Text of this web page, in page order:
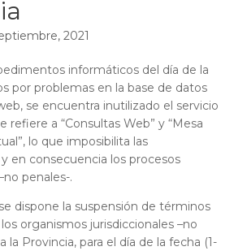
2021
informáticos del día de la
por problemas en la base de datos
se encuentra inutilizado el servicio
refiere a “Consultas Web” y “Mesa
lo que imposibilita las
en consecuencia los procesos
penales-.
dispone la suspensión de términos
organismos jurisdiccionales –no
la Provincia, para el día de la fecha (1-